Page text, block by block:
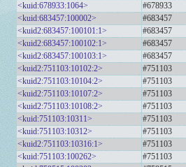
<kuid:678933:1064>
#678933
<kuid:683457:100002>
#683457
<kuid2:683457:100101:1>
#683457
<kuid2:683457:100102:1>
#683457
<kuid2:683457:100103:1>
#683457
<kuid2:751103:10102:2>
#751103
<kuid2:751103:10104:2>
#751103
<kuid2:751103:10107:2>
#751103
<kuid2:751103:10108:2>
#751103
<kuid:751103:10311>
#751103
<kuid:751103:10312>
#751103
<kuid2:751103:10316:1>
#751103
<kuid:751103:100262>
#751103